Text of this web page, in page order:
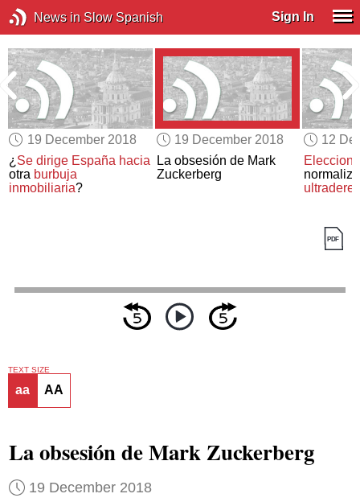
News in Slow Spanish Sign In
19 December 2018
¿Se dirige España hacia
otra burbuja
inmobiliaria?
19 December 2018
La obsesión de Mark
Zuckerberg
12
TEXT SIZE
aa AA
La obsesión de Mark Zuckerberg
19 December 2018